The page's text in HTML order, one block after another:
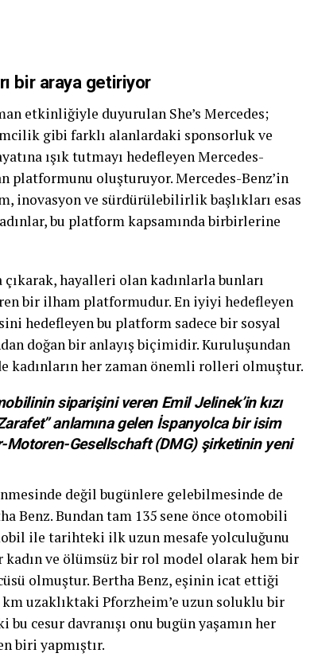
bir araya getiriyor
etkinliğiyle duyurulan She’s Mercedes;
gibi farklı alanlardaki sponsorluk ve
ışık tutmayı hedefleyen Mercedes-
platformunu oluşturuyor. Mercedes-Benz’in
inovasyon ve sürdürülebilirlik başlıkları esas
bu platform kapsamında birbirlerine
çıkarak, hayalleri olan kadınlarla bunları
bir ilham platformudur. En iyiyi hedefleyen
hedefleyen bu platform sadece bir sosyal
doğan bir anlayış biçimidir. Kuruluşundan
kadınların her zaman önemli rolleri olmuştur.
siparişini veren Emil Jelinek’in kızı
anlamına gelen İspanyolca bir isim
Motoren-Gesellschaft (DMG) şirketinin yeni
değil bugünlere gelebilmesinde de
Benz. Bundan tam 135 sene önce otomobili
ile tarihteki ilk uzun mesafe yolculuğunu
ve ölümsüz bir rol model olarak hem bir
olmuştur. Bertha Benz, eşinin icat ettiği
uzaklıktaki Pforzheim’e uzun soluklu bir
cesur davranışı onu bugün yaşamın her
biri yapmıştır.